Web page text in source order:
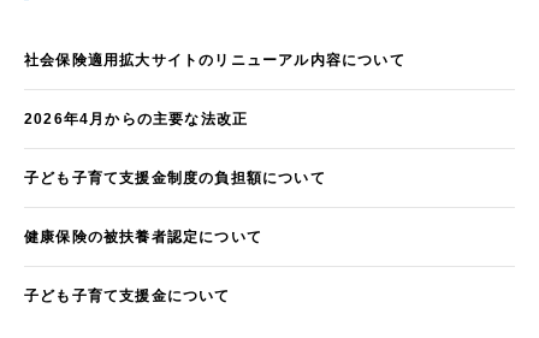
社会保険適用拡大サイトのリニューアル内容について
2026年4月からの主要な法改正
子ども子育て支援金制度の負担額について
健康保険の被扶養者認定について
子ども子育て支援金について